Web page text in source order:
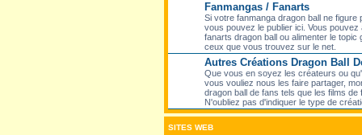
Fanmangas / Fanarts
Si votre fanmanga dragon ball ne
vous pouvez le publier ici. Vous
fanarts dragon ball ou alimenter le
ceux que vous trouvez sur le net.
Autres Créations Dragon Ball
Que vous en soyez les créateurs ou
vous vouliez nous les faire partager,
dragon ball de fans tels que les films
N'oubliez pas d'indiquer le type de
SITES WEB